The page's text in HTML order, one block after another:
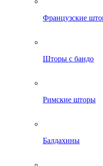
Французские
Шторы с бандо
Римские шторы
Балдахины